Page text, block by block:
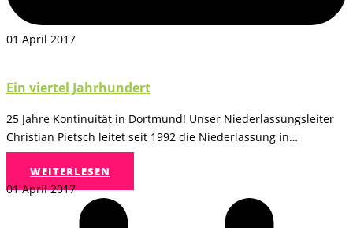
01 April 2017
Ein viertel Jahrhundert
25 Jahre Kontinuität in Dortmund! Unser Niederlassungsleiter
Christian Pietsch leitet seit 1992 die Niederlassung in…
WEITERLESEN
01 April 2017